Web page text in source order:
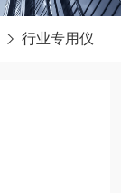
行业专用仪器仪表